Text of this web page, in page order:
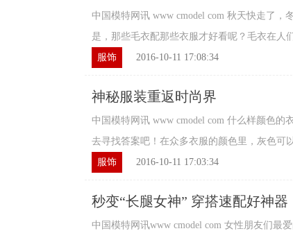
中国模特网讯 www cmodel com 秋天快走了，
是，那些毛衣配那些衣服才好看呢？毛衣在人
服饰
2016-10-11 17:08:34
神秘服装重返时尚界
中国模特网讯 www cmodel com 什么样颜色的
去寻找答案吧！在众多衣服的颜色里，灰色可
服饰
2016-10-11 17:03:34
秒变“长腿女神” 穿搭速配好神器
中国模特网讯www cmodel com 女性朋友们最